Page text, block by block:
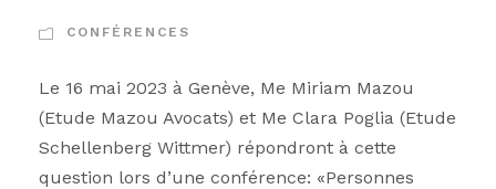
CONFÉRENCES
Le 16 mai 2023 à Genève, Me Miriam Mazou
(Etude Mazou Avocats) et Me Clara Poglia (Etude
Schellenberg Wittmer) répondront à cette
question lors d’une conférence: «Personnes